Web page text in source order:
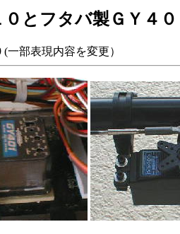
０とフタバ製ＧＹ４
(一部表現内容を変更）